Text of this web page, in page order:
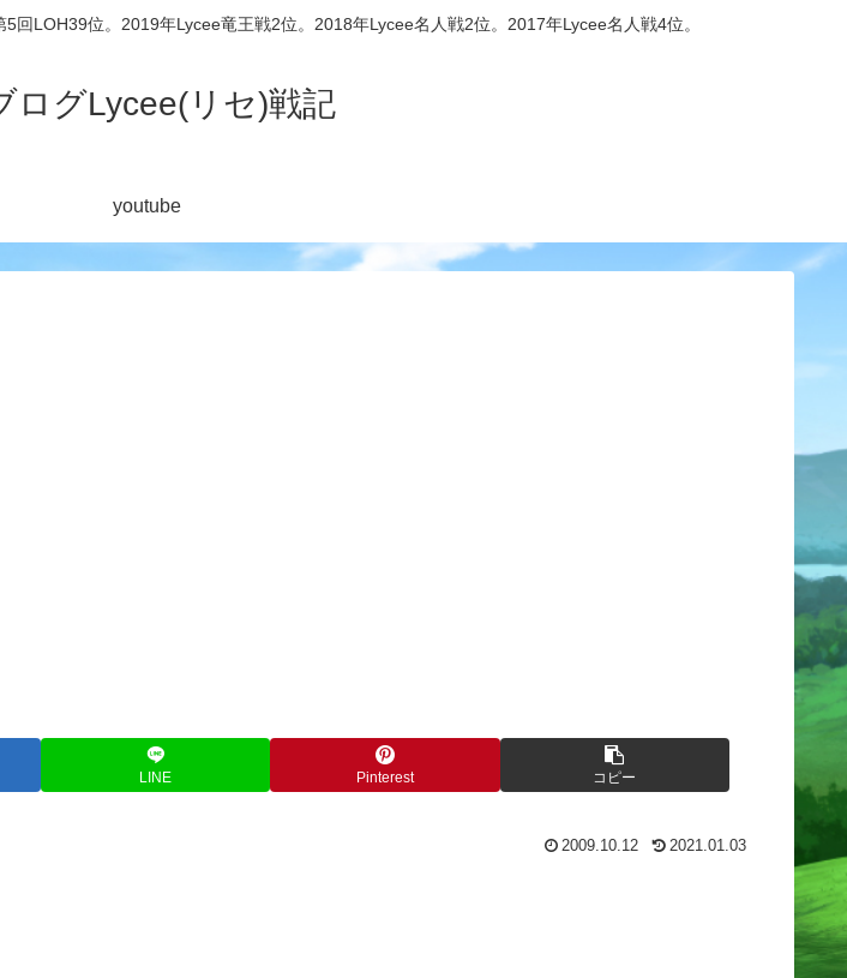
LOH39位。2019年Lycee竜王戦2位。2018年Lycee名人戦2位。2017年Lycee名人戦4位。
ログLycee(リセ)戦記
youtube
LINE Pinterest コピー
2009.10.12 2021.01.03